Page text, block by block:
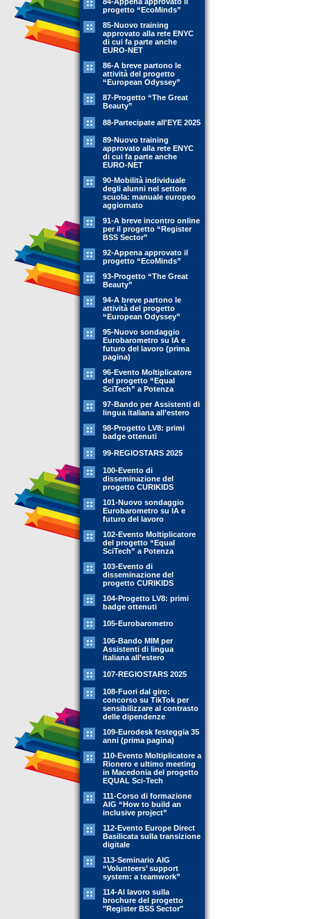
progetto “EcoMinds”
85-Nuovo training
approvato alla rete ENYC
di cui fa parte anche
EURO-NET
86-A breve partono le
attività del progetto
“European Odyssey”
87-Progetto “The Great
Beauty”
88-Partecipate all'EYE 2025
89-Nuovo training
approvato alla rete ENYC
di cui fa parte anche
EURO-NET
90-Mobilità individuale
degli alunni nel settore
scuola: manuale europeo
aggiornato
91-A breve incontro online
per il progetto “Register
BSS Sector”
92-Appena approvato il
progetto “EcoMinds”
93-Progetto “The Great
Beauty”
94-A breve partono le
attività del progetto
“European Odyssey”
95-Nuovo sondaggio
Eurobarometro su IA e
futuro del lavoro (prima
pagina)
96-Evento Moltiplicatore
del progetto “Equal
SciTech” a Potenza
97-Bando per Assistenti di
lingua italiana all’estero
98-Progetto LV8: primi
badge ottenuti
99-REGIOSTARS 2025
100-Evento di
disseminazione del
progetto CURIKIDS
101-Nuovo sondaggio
Eurobarometro su IA e
futuro del lavoro
102-Evento Moltiplicatore
del progetto “Equal
SciTech” a Potenza
103-Evento di
disseminazione del
progetto CURIKIDS
104-Progetto LV8: primi
badge ottenuti
105-Eurobarometro
106-Bando MIM per
Assistenti di lingua
italiana all’estero
107-REGIOSTARS 2025
108-Fuori dal giro:
concorso su TikTok per
sensibilizzare al contrasto
delle dipendenze
109-Eurodesk festeggia 35
anni (prima pagina)
110-Evento Moltiplicatore a
Rionero e ultimo meeting
in Macedonia del progetto
EQUAL Sci-Tech
111-Corso di formazione
AIG “How to build an
inclusive project”
112-Evento Europe Direct
Basilicata sulla transizione
digitale
113-Seminario AIG
“Volunteers’ support
system: a teamwork”
114-Al lavoro sulla
brochure del progetto
"Register BSS Sector"